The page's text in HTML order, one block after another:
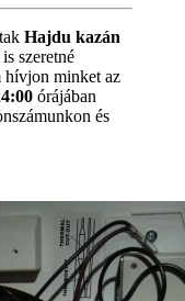
Hajdu kazán
szeretné
hívjon minket az
órájában
és